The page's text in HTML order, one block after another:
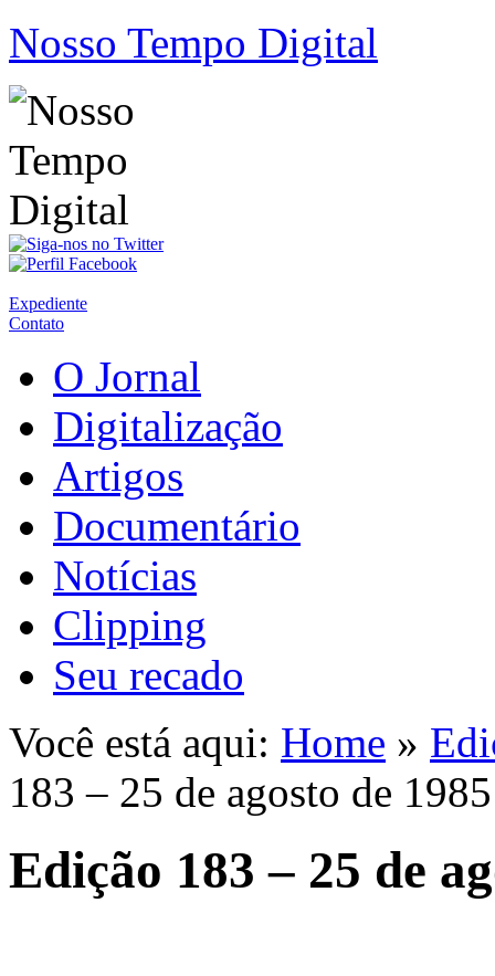
Nosso Tempo Digital
Expediente
Contato
O Jornal
Digitalização
Artigos
Documentário
Notícias
Clipping
Seu recado
Você está aqui: Home »
183 – 25 de agosto de 1985
Edição 183 – 25 de